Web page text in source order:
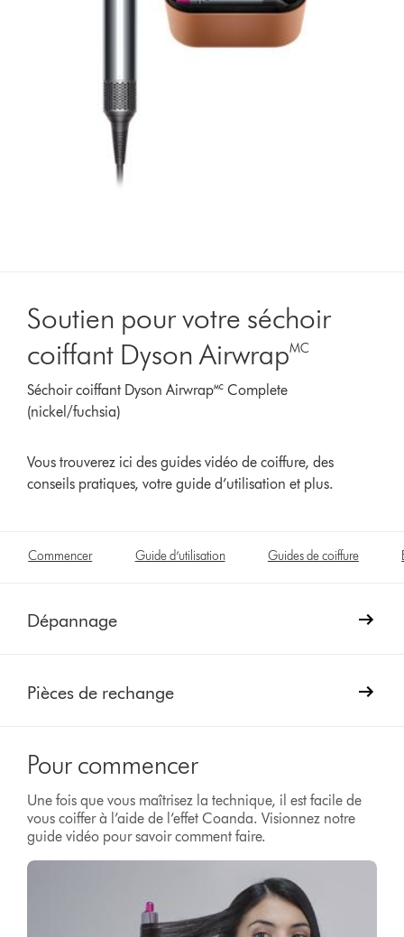
Soutien pour votre séchoir
coiffant Dyson Airwrap🅪
Séchoir coiffant Dyson Airwrap🅪 Complete
(nickel/fuchsia)
Vous trouverez ici des guides vidéo de coiffure, des
conseils pratiques, votre guide d’utilisation et plus.
Commencer Guide d’utilisation Guides de coiffure
Dépannage
Pièces de rechange
Pour commencer
Une fois que vous maîtrisez la technique, il est facile de
vous coiffer à l’aide de l’effet Coanda. Visionnez notre
guide vidéo pour savoir comment faire.